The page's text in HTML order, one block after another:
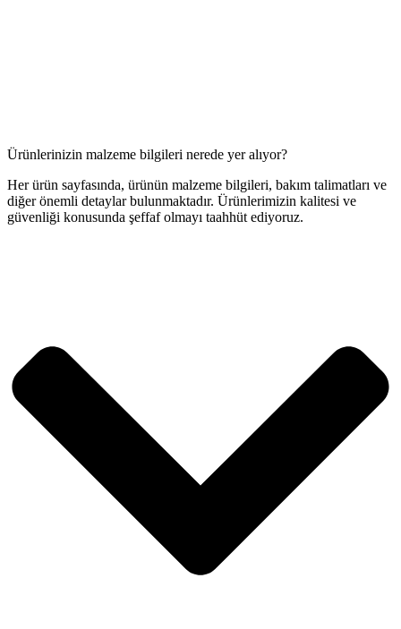
Ürünlerinizin malzeme bilgileri nerede yer alıyor?
Her ürün sayfasında, ürünün malzeme bilgileri, bakım talimatları ve
diğer önemli detaylar bulunmaktadır. Ürünlerimizin kalitesi ve
güvenliği konusunda şeffaf olmayı taahhüt ediyoruz.